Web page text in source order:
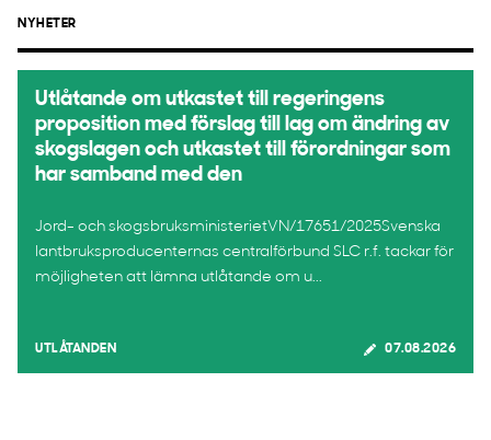
NYHETER
Utlåtande om utkastet till regeringens
proposition med förslag till lag om ändring av
skogslagen och utkastet till förordningar som
har samband med den
Jord- och skogsbruksministerietVN/17651/2025Svenska
lantbruksproducenternas centralförbund SLC r.f. tackar för
möjligheten att lämna utlåtande om u...
UTLÅTANDEN 07.08.2026